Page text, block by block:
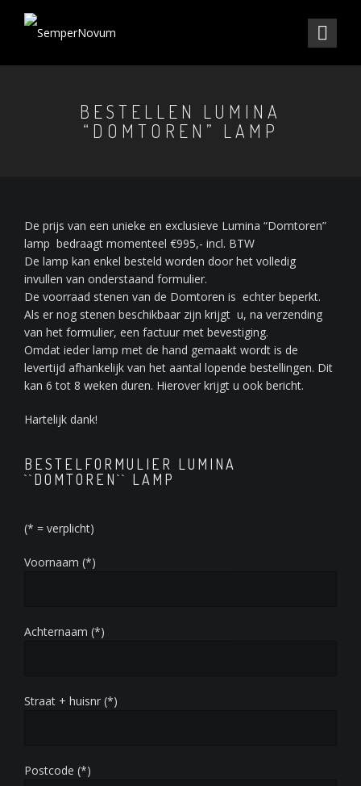
BESTELLEN LUMINA
“DOMTOREN” LAMP
De prijs van een unieke en exclusieve Lumina “Domtoren”
lamp bedraagt momenteel €995,- incl. BTW
De lamp kan enkel besteld worden door het volledig
invullen van onderstaand formulier.
De voorraad stenen van de Domtoren is echter beperkt.
Als er nog stenen beschikbaar zijn krijgt u, na verzending
van het formulier, een factuur met bevestiging.
Omdat ieder lamp met de hand gemaakt wordt is de
levertijd afhankelijk van het aantal lopende bestellingen. Dit
kan 6 tot 8 weken duren. Hierover krijgt u ook bericht.
Hartelijk dank!
BESTELFORMULIER LUMINA
``DOMTOREN`` LAMP
(* = verplicht)
Voornaam (*)
Achternaam (*)
Straat + huisnr (*)
Postcode (*)